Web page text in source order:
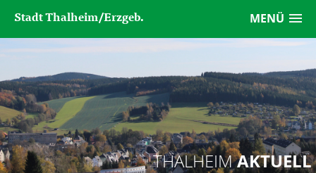
MENÜ
Stadt Thalheim/Erzgeb.
THALHEIMAKTUELL